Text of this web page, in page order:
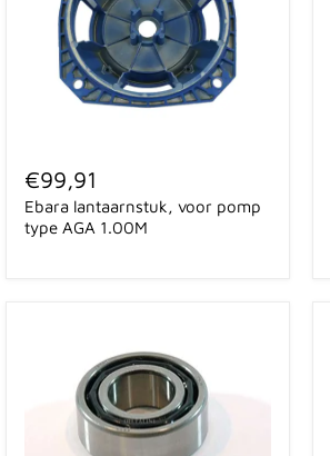
lantaarnstuk,
voor
pomp
type
€99,91
Ebara lantaarnstuk, voor pomp
type AGA 1.00M